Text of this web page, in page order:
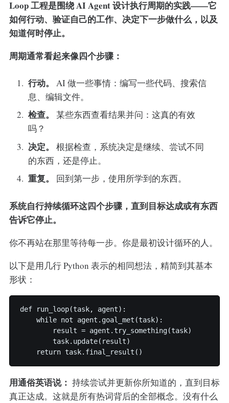
Loop 工程是围绕 AI Agent 设计执行周期的实践——它
如何行动、验证自己的工作、决定下一步做什么，以及
知道何时停止。
周期通常看起来像四个步骤：
行动。
AI 做一些事情：编写一些代码、搜索信
息、编辑文件。
检查。
某些东西查看结果并问：这真的有效
吗？
决定。
根据检查，系统决定是继续、尝试不同
的东西，还是停止。
重复。 回到第一步，使用所学到的东西。
系统自行持续循环这四个步骤，直到目标达成或有东西
告诉它停止。
你不再站在那里等待每一步。你是最初设计循环的人。
以下是用几行 Python 表示的相同想法，精简到其基本
形状：
def run_loop(task, agent):
    while not agent.goal_met(task):
        result = agent.try_something(task)
        task.update(result)
用通俗英语说： 持续尝试并更新你所知道的，直到目标
真正达成。这就是所有热词背后的全部概念。没有什么